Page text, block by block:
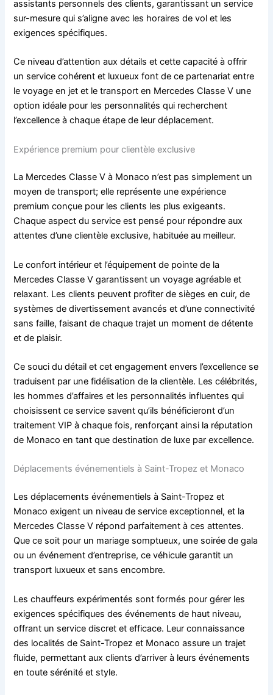
assistants personnels des clients, garantissant un service
sur-mesure qui s’aligne avec les horaires de vol et les
exigences spécifiques.
Ce niveau d’attention aux détails et cette capacité à offrir
un service cohérent et luxueux font de ce partenariat entre
le voyage en jet et le transport en Mercedes Classe V une
option idéale pour les personnalités qui recherchent
l’excellence à chaque étape de leur déplacement.
Expérience premium pour clientèle exclusive
La Mercedes Classe V à Monaco n’est pas simplement un
moyen de transport; elle représente une expérience
premium conçue pour les clients les plus exigeants.
Chaque aspect du service est pensé pour répondre aux
attentes d’une clientèle exclusive, habituée au meilleur.
Le confort intérieur et l’équipement de pointe de la
Mercedes Classe V garantissent un voyage agréable et
relaxant. Les clients peuvent profiter de sièges en cuir, de
systèmes de divertissement avancés et d’une connectivité
sans faille, faisant de chaque trajet un moment de détente
et de plaisir.
Ce souci du détail et cet engagement envers l’excellence se
traduisent par une fidélisation de la clientèle. Les célébrités,
les hommes d’affaires et les personnalités influentes qui
choisissent ce service savent qu’ils bénéficieront d’un
traitement VIP à chaque fois, renforçant ainsi la réputation
de Monaco en tant que destination de luxe par excellence.
Déplacements événementiels à Saint-Tropez et Monaco
Les déplacements événementiels à Saint-Tropez et
Monaco exigent un niveau de service exceptionnel, et la
Mercedes Classe V répond parfaitement à ces attentes.
Que ce soit pour un mariage somptueux, une soirée de gala
ou un événement d’entreprise, ce véhicule garantit un
transport luxueux et sans encombre.
Les chauffeurs expérimentés sont formés pour gérer les
exigences spécifiques des événements de haut niveau,
offrant un service discret et efficace. Leur connaissance
des localités de Saint-Tropez et Monaco assure un trajet
fluide, permettant aux clients d’arriver à leurs événements
en toute sérénité et style.